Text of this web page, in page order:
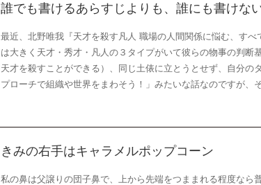
誰でも書けるあらすじよりも、誰にも書けな
最近、北野唯我『天才を殺す凡人 職場の人間関係に悩む、す
は大きく天才・秀才・凡人の３タイプがいて彼らの物事の判
天才を殺すことができる）、同じ土俵に立とうとせず、自分
プローチで組織や世界をまわそう！」みたいな話なのですが、
きみの右手はキャラメルポップコーン
私の鼻は父譲りの団子鼻で、上から先端をつままれる程度な